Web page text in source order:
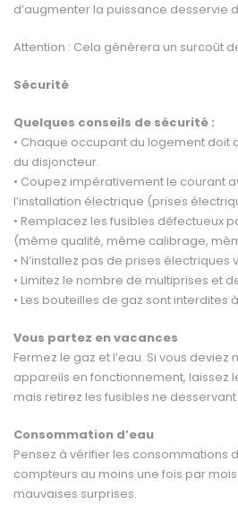
d’augmenter la puissance desservie
Attention : Cela génèrera un surcoût
Sécurité
Quelques conseils de sécurité :
• Chaque occupant du logement doit
du disjoncteur.
• Coupez impérativement le courant
l’installation électrique (prises
• Remplacez les fusibles défectueux
(même qualité, même calibrage,
• N’installez pas de prises électriques
• Limitez le nombre de multiprises et
• Les bouteilles de gaz sont interdites
Vous partez en vacances
Fermez le gaz et l’eau. Si vous deviez
appareils en fonctionnement, laissez
mais retirez les fusibles ne
Consommation d’eau
Pensez à vérifier les consommations
compteurs au moins une fois par
mauvaises surprises.